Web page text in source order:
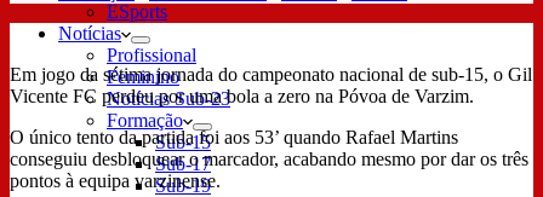
ESports
Notícias
Profissional
Feminino
Notícias Sub-23
Formação
Sub-15
Sub-17
Sub-19
Em jogo da sétima jornada do campeonato nacional de sub-15, o Gil
Vicente FC perdeu por uma bola a zero na Póvoa de Varzim.
O único tento da partida foi aos 53’ quando Rafael Martins
conseguiu desbloquear o marcador, acabando mesmo por dar os três
pontos à equipa varzinense.